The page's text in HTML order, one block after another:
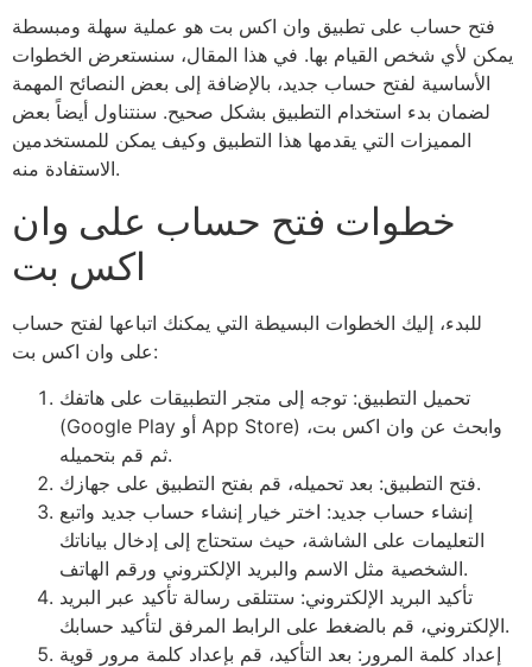
فتح حساب على تطبيق وان اكس بت هو عملية سهلة ومبسطة
يمكن لأي شخص القيام بها. في هذا المقال، سنستعرض الخطوات
الأساسية لفتح حساب جديد، بالإضافة إلى بعض النصائح المهمة
لضمان بدء استخدام التطبيق بشكل صحيح. سنتناول أيضاً بعض
المميزات التي يقدمها هذا التطبيق وكيف يمكن للمستخدمين
الاستفادة منه.
خطوات فتح حساب على وان
اكس بت
للبدء، إليك الخطوات البسيطة التي يمكنك اتباعها لفتح حساب
على وان اكس بت:
تحميل التطبيق: توجه إلى متجر التطبيقات على هاتفك
(Google Play أو App Store) وابحث عن وان اكس بت،
ثم قم بتحميله.
فتح التطبيق: بعد تحميله، قم بفتح التطبيق على جهازك.
إنشاء حساب جديد: اختر خيار إنشاء حساب جديد واتبع
التعليمات على الشاشة، حيث ستحتاج إلى إدخال بياناتك
الشخصية مثل الاسم والبريد الإلكتروني ورقم الهاتف.
تأكيد البريد الإلكتروني: ستتلقى رسالة تأكيد عبر البريد
الإلكتروني، قم بالضغط على الرابط المرفق لتأكيد حسابك.
إعداد كلمة المرور: بعد التأكيد، قم بإعداد كلمة مرور قوية